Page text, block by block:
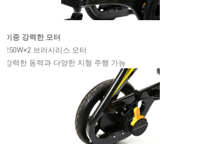
이중 강력한 모터
250W×2 브러시리스 모터
강력한 동력과 다양한 지형 주행 가능